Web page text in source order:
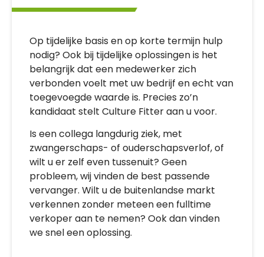
Op tijdelijke basis en op korte termijn hulp
nodig? Ook bij tijdelijke oplossingen is het
belangrijk dat een medewerker zich
verbonden voelt met uw bedrijf en echt van
toegevoegde waarde is. Precies zo’n
kandidaat stelt Culture Fitter aan u voor.
Is een collega langdurig ziek, met
zwangerschaps- of ouderschapsverlof, of
wilt u er zelf even tussenuit? Geen
probleem, wij vinden de best passende
vervanger. Wilt u de buitenlandse markt
verkennen zonder meteen een fulltime
verkoper aan te nemen? Ook dan vinden
we snel een oplossing.